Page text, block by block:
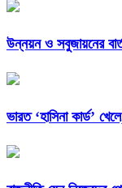
উন্নয়ন ও সবুজায়নের
ভারত ‘হাসিনা কার্ড’